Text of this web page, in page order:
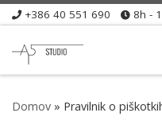
Skip to content
+386 40 551 690 8h -
Domov » Pravilnik o